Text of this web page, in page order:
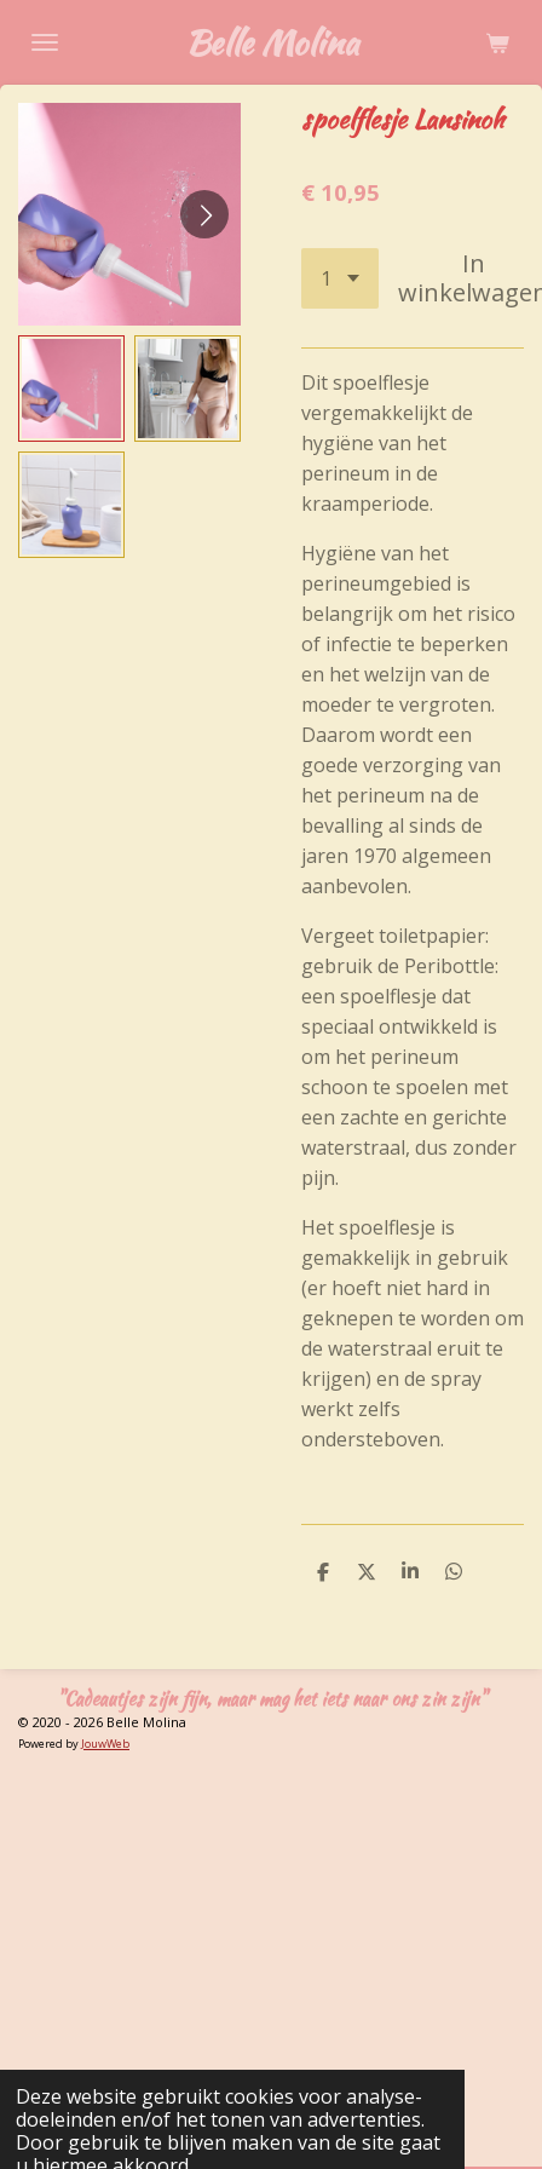
Deze website gebruikt cookies voor analyse-
doeleinden en/of het tonen van advertenties.
Door gebruik te blijven maken van de site gaat
direct
naar
hoofdinhoud
Belle Molina
spoelflesje Lansinoh
€ 10,95
In
Dit spoelflesje
vergemakkelijkt de
hygiëne van het
perineum in de
kraamperiode.
Hygiëne van het
perineumgebied is
belangrijk om het risico
of infectie te beperken
en het welzijn van de
moeder te vergroten.
Daarom wordt een
goede verzorging van
het perineum na de
bevalling al sinds de
jaren 1970 algemeen
aanbevolen.
Vergeet toiletpapier:
gebruik de Peribottle:
een spoelflesje dat
speciaal ontwikkeld is
om het perineum
schoon te spoelen met
een zachte en gerichte
waterstraal, dus zonder
pijn.
Het spoelflesje is
gemakkelijk in gebruik
(er hoeft niet hard in
geknepen te worden om
de waterstraal eruit te
krijgen) en de spray
werkt zelfs
ondersteboven.
D
D
S
D
"Cadeautjes zijn fijn, maar mag het iets naar ons zin zijn"
© 2020 - 2026 Belle Molina
Powered by JouwWeb